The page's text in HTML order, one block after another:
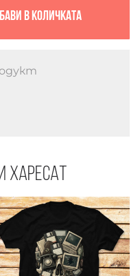
в количката
харесат